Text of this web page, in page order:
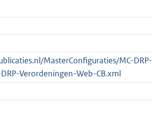
MasterConfiguraties/MC-DRP-
Verordeningen-Web-CB.xml